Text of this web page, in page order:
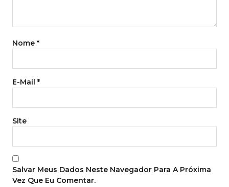
Nome *
E-Mail *
Site
Salvar Meus Dados Neste Navegador Para A Próxima
Vez Que Eu Comentar.